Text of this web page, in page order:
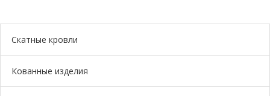
ОТПРАВИТЬ
Скатные кровли
Кованные изделия